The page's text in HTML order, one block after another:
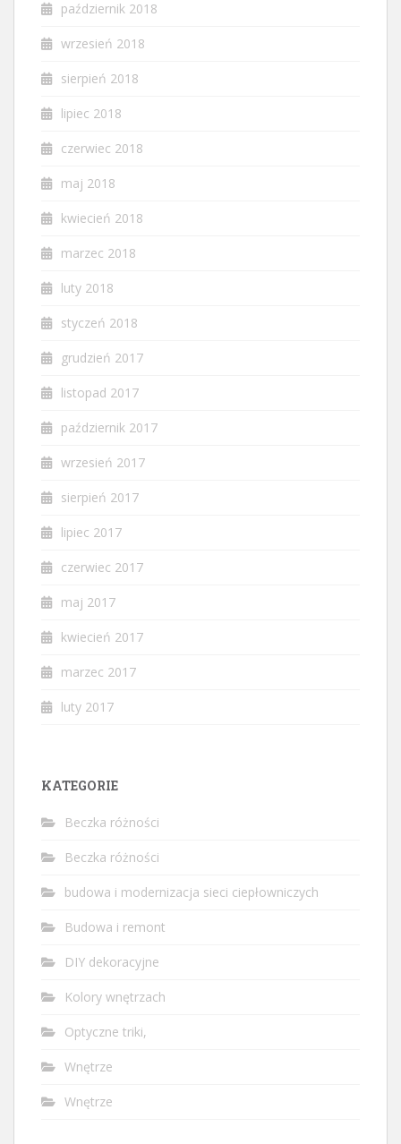
październik 2018
wrzesień 2018
sierpień 2018
lipiec 2018
czerwiec 2018
maj 2018
kwiecień 2018
marzec 2018
luty 2018
styczeń 2018
grudzień 2017
listopad 2017
październik 2017
wrzesień 2017
sierpień 2017
lipiec 2017
czerwiec 2017
maj 2017
kwiecień 2017
marzec 2017
luty 2017
KATEGORIE
Beczka różności
Beczka różności
budowa i modernizacja sieci ciepłowniczych
Budowa i remont
DIY dekoracyjne
Kolory wnętrzach
Optyczne triki,
Wnętrze
Wnętrze